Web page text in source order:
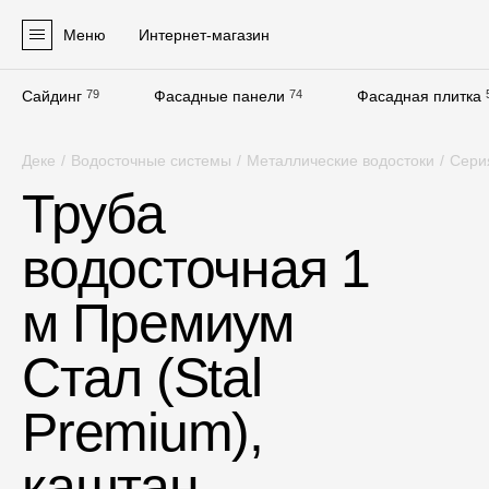
Меню Интернет-магазин
Сайдинг 79 Фасадные панели 74 Фасадная плитка
Сайдинг
Софиты
Фасадные панели
Фасадная плитка
Комплектующие для фасадов
Пленки и мембраны
Деке / Водосточные системы / Металлические водостоки /
Труба
водосточная 1
м Премиум
Стал (Stal
Premium),